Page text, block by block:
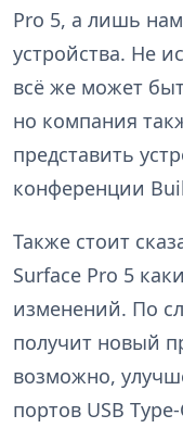
Pro 5, а лишь
устройства. Не
всё же может
но компания
представить
конференции
Также стоит
Surface Pro 5
изменений. По
получит новый
возможно,
портов USB